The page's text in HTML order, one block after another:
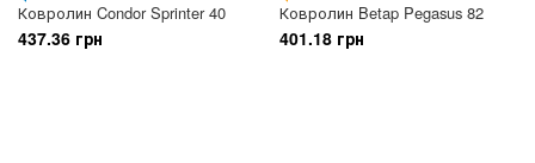
Ковролин Condor Sprinter 40
437.36 грн
Ковролин Betap Pegasus 82
401.18 грн